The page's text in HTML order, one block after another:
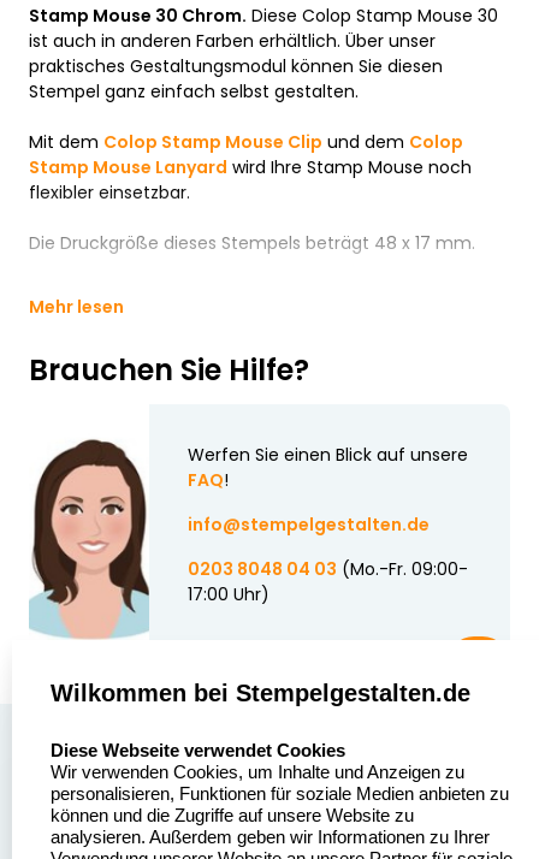
Stamp Mouse 30 Chrom. Diese Colop Stamp Mouse 30
ist auch in anderen Farben erhältlich. Über unser
praktisches Gestaltungsmodul können Sie diesen
Stempel ganz einfach selbst gestalten.
Mit dem Colop Stamp Mouse Clip und dem Colop
Stamp Mouse Lanyard wird Ihre Stamp Mouse noch
flexibler einsetzbar.
Die Druckgröße dieses Stempels beträgt 48 x 17 mm.
Mehr lesen
Brauchen Sie Hilfe?
Werfen Sie einen Blick auf unsere
FAQ!
info@stempelgestalten.de
0203 8048 04 03 (Mo.-Fr. 09:00-
17:00 Uhr)
Stempelgestalten.de
Asterlager Straße 97
47228 Duisburg
Über uns
Sitemap
Alle
Wilkommen bei Stempelgestalten.de
Diese Webseite verwendet Cookies
Wir verwenden Cookies, um Inhalte und Anzeigen zu
personalisieren, Funktionen für soziale Medien anbieten zu
können und die Zugriffe auf unsere Website zu
analysieren. Außerdem geben wir Informationen zu Ihrer